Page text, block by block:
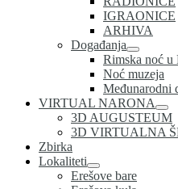
IGRAONICE
ARHIVA
Događanja
Rimska noć u
Noć muzeja
Međunarodni
VIRTUAL NARONA
3D AUGUSTEUM
3D VIRTUALNA
Zbirka
Lokaliteti
Erešove bare